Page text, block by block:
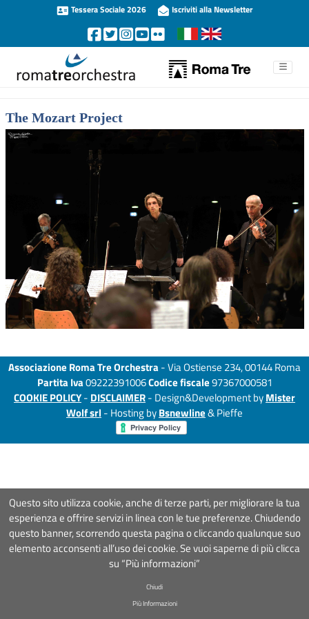
Tessera Sociale 2026 Iscriviti alla Newsletter
The Mozart Project
Associazione Roma Tre Orchestra- Via Ostiense 234, 00144 Roma
Partita Iva09222391006Codice fiscale97367000581
COOKIE POLICY- DISCLAIMER- Design&Development byMister
Wolf srl - Hosting byBsnewline& Pieffe
Questo sito utilizza cookie, anche di terze parti, per migliorare la tua
esperienza e offrire servizi in linea con le tue preferenze. Chiudendo
questo banner, scorrendo questa pagina o cliccando qualunque suo
elemento acconsenti all’uso dei cookie. Se vuoi saperne di più clicca
su “Più informazioni”
Chiudi
Più Informazioni